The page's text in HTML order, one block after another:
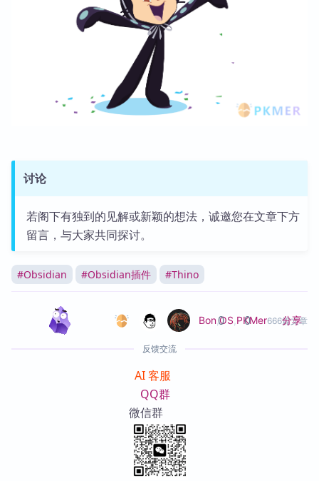
讨论
若阁下有独到的见解或新颖的想法，诚邀您在文章下方
留言，与大家共同探讨。
#Obsidian #Obsidian插件 #Thino
Bon,OS PKMer666篇文章
0 0 分享
反馈交流
AI 客服
QQ群
微信群